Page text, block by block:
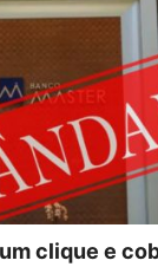
clique e